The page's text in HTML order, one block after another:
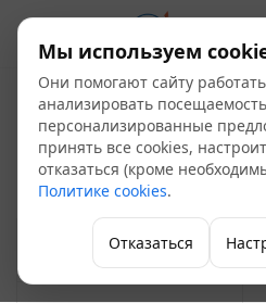
Кран
Краны шаровые
ФИЛЬТР
Мы используем
Они помогают сайту
анализировать
персонализированные
принять все cookies,
отказаться (кроме
Политике cookies.
Отказаться